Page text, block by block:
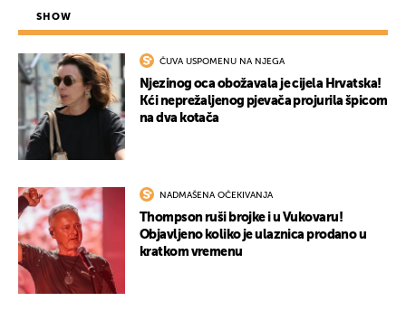
SHOW
ČUVA USPOMENU NA NJEGA
Njezinog oca obožavala je cijela Hrvatska!
Kći neprežaljenog pjevača projurila špicom
na dva kotača
NADMAŠENA OČEKIVANJA
Thompson ruši brojke i u Vukovaru!
Objavljeno koliko je ulaznica prodano u
kratkom vremenu
UKLJUČITE NOTIFIKACIJE